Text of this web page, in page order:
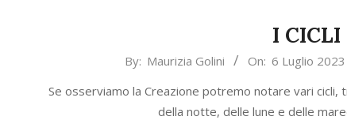
I CICLI
06
By: Maurizia Golini On: 6 Luglio 2023
Se osserviamo la Creazione potremo notare vari cicli,
della notte, delle lune e delle